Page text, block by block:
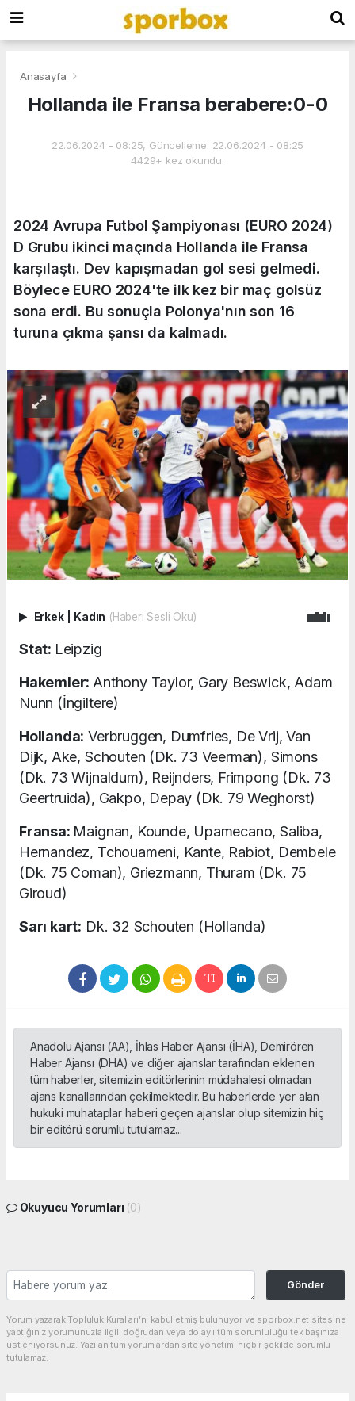
Anasayfa
Hollanda ile Fransa berabere:0-0
22.06.2024 - 08:25, Güncelleme: 22.06.2024 - 08:25
4429+ kez okundu.
2024 Avrupa Futbol Şampiyonası (EURO 2024)
D Grubu ikinci maçında Hollanda ile Fransa
karşılaştı. Dev kapışmadan gol sesi gelmedi.
Böylece EURO 2024'te ilk kez bir maç golsüz
sona erdi. Bu sonuçla Polonya'nın son 16
turuna çıkma şansı da kalmadı.
Erkek Kadın (Haberi Sesli Oku)
Stat: Leipzig
Hakemler:Anthony Taylor, Gary Beswick, Adam
Nunn (İngiltere)
Hollanda: Verbruggen, Dumfries, De Vrij, Van
Dijk, Ake, Schouten (Dk. 73 Veerman), Simons
(Dk. 73 Wijnaldum), Reijnders, Frimpong (Dk. 73
Geertruida), Gakpo, Depay (Dk. 79 Weghorst)
Fransa: Maignan, Kounde, Upamecano, Saliba,
Hernandez, Tchouameni, Kante, Rabiot, Dembele
(Dk. 75 Coman), Griezmann, Thuram (Dk. 75
Giroud)
Sarı kart: Dk. 32 Schouten (Hollanda)
Anadolu Ajansı (AA), İhlas Haber Ajansı (İHA), Demirören
Haber Ajansı (DHA) ve diğer ajanslar tarafından eklenen
tüm haberler, sitemizin editörlerinin müdahalesi olmadan
ajans kanallarından çekilmektedir. Bu haberlerde yer alan
hukuki muhataplar haberi geçen ajanslar olup sitemizin hiç
bir editörü sorumlu tutulamaz...
Okuyucu Yorumları (0)
Gönder
Yorum yazarak Topluluk Kuralları’nı kabul etmiş bulunuyor ve sporbox.net sitesine
yaptığınız yorumunuzla ilgili doğrudan veya dolaylı tüm sorumluluğu tek başınıza
üstleniyorsunuz. Yazılan tüm yorumlardan site yönetimi hiçbir şekilde sorumlu
tutulamaz.